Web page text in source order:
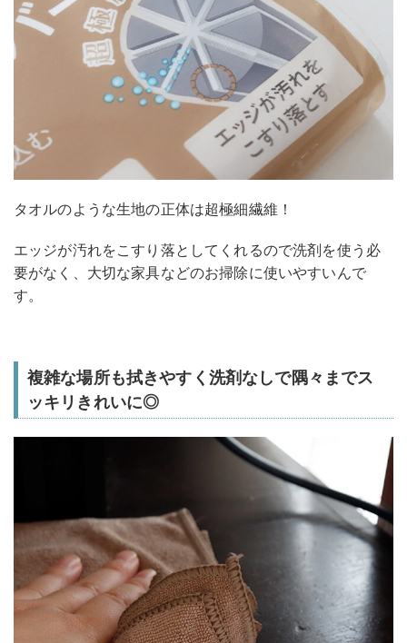
タオルのような生地の正体は超極細繊維！
エッジが汚れをこすり落としてくれるので洗剤を使う必
要がなく、大切な家具などのお掃除に使いやすいんで
す。
複雑な場所も拭きやすく洗剤なしで隅々までス
ッキリきれいに◎